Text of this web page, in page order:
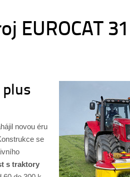
EUROCAT
novou éru
se
s traktory